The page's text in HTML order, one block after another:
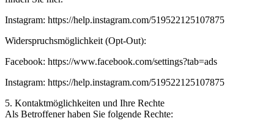
Instagram: https://help.instagram.com/519522125107875
Widerspruchsmöglichkeit (Opt-Out):
Facebook: https://www.facebook.com/settings?tab=ads
Instagram: https://help.instagram.com/519522125107875
5. Kontaktmöglichkeiten und Ihre Rechte
Als Betroffener haben Sie folgende Rechte: